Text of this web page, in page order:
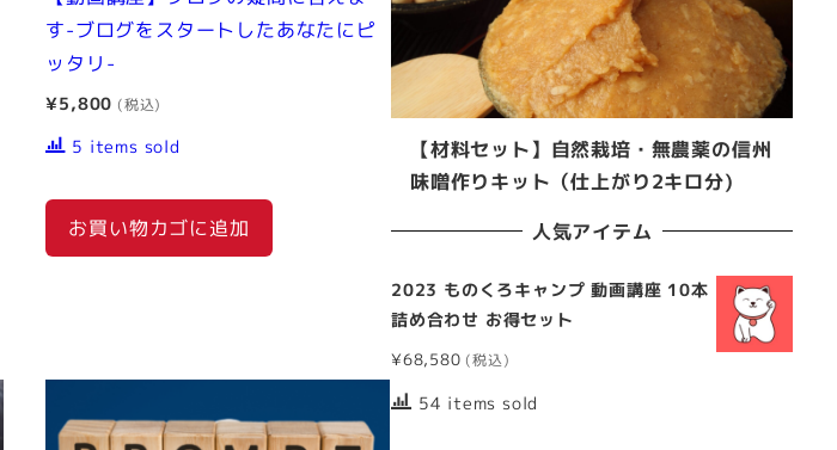
す-ブログをスタートしたあなたにピ
ッタリ-
¥5,800
5 items sold
お買い物カゴに追加
【材料セット】自然栽培・無農薬の信州
味噌作りキット（仕上がり2キロ分)
人気アイテム
2023 ものくろキャンプ 動画講座 10本
詰め合わせ お得セット
¥68,580
54 items sold